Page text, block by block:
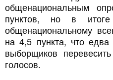
общенациональным
пунктов, но в
общенациональному
на 4,5 пункта, что
выборщиков
голосов.